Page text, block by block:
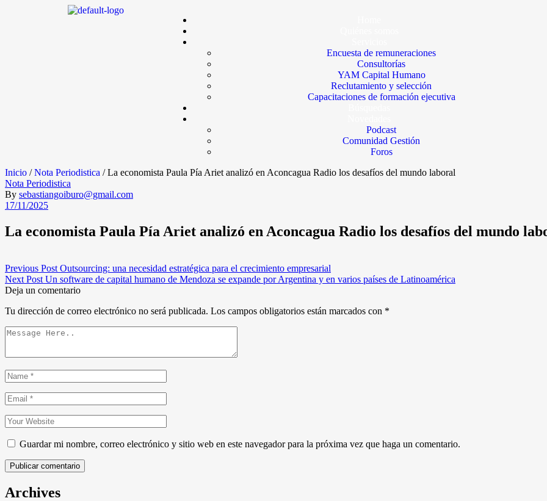
Encuesta de remuneraciones
Consultorías
YAM Capital Humano
Reclutamiento y selección
Capacitaciones de formación ejecutiva
Podcast
Comunidad Gestión
Foros
Inicio /Nota Periodistica / La economista Paula Pía Ariet analizó en Aconcagua Radio los desafíos del mundo laboral
Nota Periodistica
By sebastiangoiburo@gmail.com
17/11/2025
La economista Paula Pía Ariet analizó en Aconcagua Radio los desafíos del mundo
Previous Post Outsourcing: una necesidad estratégica para el crecimiento empresarial
Next Post Un software de capital humano de Mendoza se expande por Argentina y en varios países de Latinoamérica
Deja un comentario
Tu dirección de correo electrónico no será publicada. Los campos obligatorios están marcados con *
Guardar mi nombre, correo electrónico y sitio web en este navegador para la próxima vez que haga un comentario.
Publicar comentario
Archives